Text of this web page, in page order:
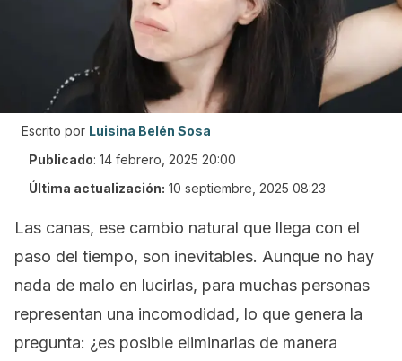
Escrito por Luisina Belén Sosa
Publicado: 14 febrero, 2025 20:00
Última actualización: 10 septiembre, 2025 08:23
Las canas, ese cambio natural que llega con el
paso del tiempo, son inevitables. Aunque no hay
nada de malo en lucirlas, para muchas personas
representan una incomodidad, lo que genera la
pregunta: ¿es posible eliminarlas de manera